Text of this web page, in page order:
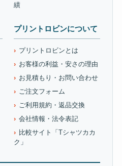
績
プリントロビンについて
プリントロビンとは
お客様の利益・安さの理由
お見積もり・お問い合わせ
ご注文フォーム
ご利用規約・返品交換
会社情報・法令表記
比較サイト「Tシャツカカ
ク」